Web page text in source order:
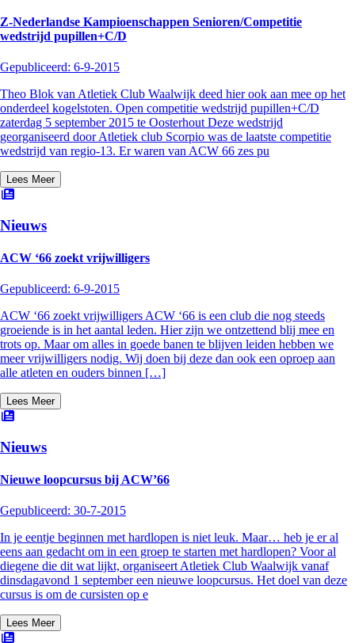
Z-Nederlandse Kampioenschappen Senioren/Competitie
wedstrijd pupillen+C/D
Gepubliceerd: 6-9-2015
Theo Blok van Atletiek Club Waalwijk deed hier ook aan mee op het
onderdeel kogelstoten. Open competitie wedstrijd pupillen+C/D
zaterdag 5 september 2015 te Oosterhout Deze wedstrijd
georganiseerd door Atletiek club Scorpio was de laatste competitie
wedstrijd van regio-13. Er waren van ACW 66 zes pu
Lees Meer
Nieuws
ACW ‘66 zoekt vrijwilligers
Gepubliceerd: 6-9-2015
ACW ‘66 zoekt vrijwilligers ACW ‘66 is een club die nog steeds
groeiende is in het aantal leden. Hier zijn we ontzettend blij mee en
trots op. Maar om alles in goede banen te blijven leiden hebben we
meer vrijwilligers nodig. Wij doen bij deze dan ook een oproep aan
alle atleten en ouders binnen […]
Lees Meer
Nieuws
Nieuwe loopcursus bij ACW’66
Gepubliceerd: 30-7-2015
In je eentje beginnen met hardlopen is niet leuk. Maar… heb je er al
eens aan gedacht om in een groep te starten met hardlopen? Voor al
diegene die dit wat lijkt, organiseert Atletiek Club Waalwijk vanaf
dinsdagavond 1 september een nieuwe loopcursus. Het doel van deze
cursus is om de cursisten op e
Lees Meer